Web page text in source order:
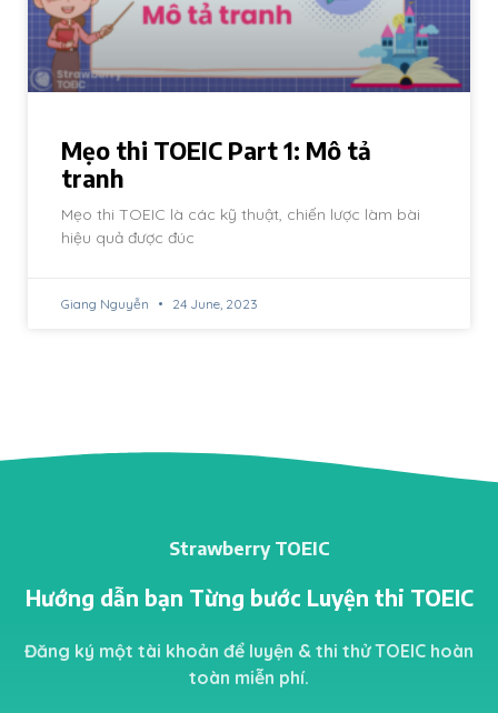
Mẹo thi TOEIC Part 1: Mô tả
tranh
Mẹo thi TOEIC là các kỹ thuật, chiến lược làm bài
hiệu quả được đúc
Giang Nguyễn 24 June, 2023
Strawberry TOEIC
Hướng dẫn bạn Từng bước Luyện thi TOEIC
Đăng ký một tài khoản để luyện & thi thử TOEIC hoàn
toàn miễn phí.